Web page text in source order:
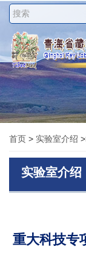
首页 > 实验室介绍
实验室介绍
重大科技专